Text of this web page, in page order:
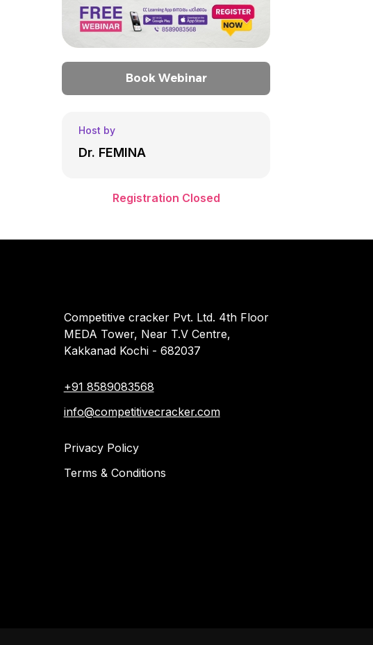
Book Webinar
Host by
Dr. FEMINA
Registration Closed
Competitive cracker Pvt. Ltd. 4th Floor
MEDA Tower, Near T.V Centre,
Kakkanad Kochi - 682037
+91 8589083568
info@competitivecracker.com
Privacy Policy
Terms & Conditions